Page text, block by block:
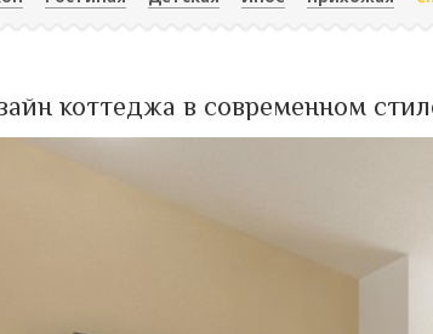
коттеджа в современном